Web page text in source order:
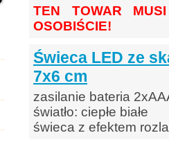
TEN TOWAR
OSOBIŚCIE!
Świeca LED ze
7x6 cm
zasilanie bateria
światło: ciepłe białe
świeca z efektem